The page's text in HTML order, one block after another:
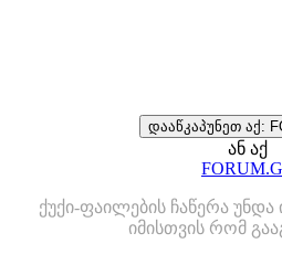
დააწკაპუნეთ აქ:
ან აქ
ქუქი-ფაილების ჩაწერა
იმისთვის რომ